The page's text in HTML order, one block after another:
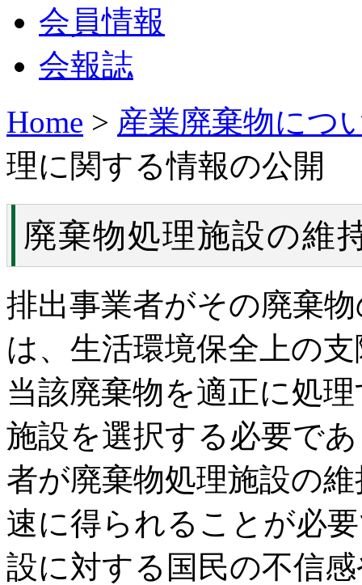
会員情報
会報誌
Home > 産業廃棄物につ
理に関する情報の公開
廃棄物処理施設の維
排出事業者がその廃棄
は、生活環境保全上の
当該廃棄物を適正に処
施設を選択する必要で
者が廃棄物処理施設の
速に得られることが必
設に対する国民の不信